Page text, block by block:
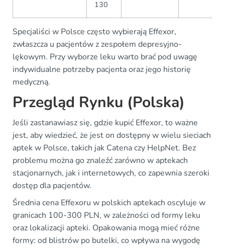
130
Specjaliści w Polsce często wybierają Effexor,
zwłaszcza u pacjentów z zespołem depresyjno-
lękowym. Przy wyborze leku warto brać pod uwagę
indywidualne potrzeby pacjenta oraz jego historię
medyczną.
Przegląd Rynku (Polska)
Jeśli zastanawiasz się, gdzie kupić Effexor, to ważne
jest, aby wiedzieć, że jest on dostępny w wielu sieciach
aptek w Polsce, takich jak Catena czy HelpNet. Bez
problemu można go znaleźć zarówno w aptekach
stacjonarnych, jak i internetowych, co zapewnia szeroki
dostęp dla pacjentów.
Średnia cena Effexoru w polskich aptekach oscyluje w
granicach 100-300 PLN, w zależności od formy leku
oraz lokalizacji apteki. Opakowania mogą mieć różne
formy: od blistrów po butelki, co wpływa na wygodę